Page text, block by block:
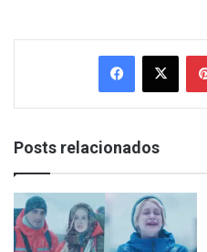
Facebook
X
Posts relacionados